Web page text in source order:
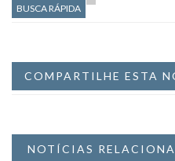
BUSCA RÁPIDA
COMPARTILHE ESTA
NOTÍCIAS